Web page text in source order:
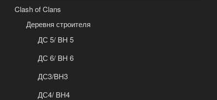
Clash of Clans
Деревня строителя
ДС 5/ BH 5
ДС 6/ BH 6
ДС3/BH3
ДС4/ BH4